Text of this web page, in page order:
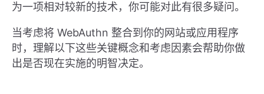
为一项相对较新的技术，你可能对此有很多疑问。
当考虑将 WebAuthn 整合到你的网站或应用程序
时，理解以下这些关键概念和考虑因素会帮助你做
出是否现在实施的明智决定。